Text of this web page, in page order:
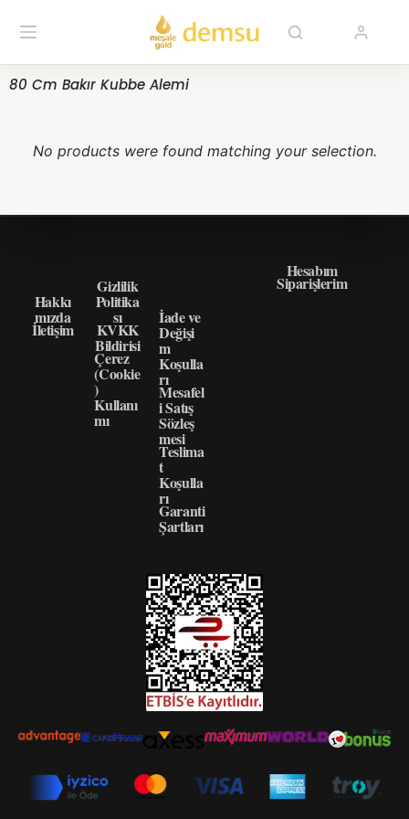
80 Cm Bakır Kubbe Alemi
No products were found matching your selection.
Hakkı
mızda
İletişim
Gizlilik
Politika
sı
KVKK
Bildirisi
Çerez
(Cookie
)
Kullanı
mı
İade ve
Değişi
m
Koşulla
rı
Mesafel
i Satış
Sözleş
mesi
Teslima
t
Koşulla
rı
Garanti
Şartları
Hesabım
Siparişlerim